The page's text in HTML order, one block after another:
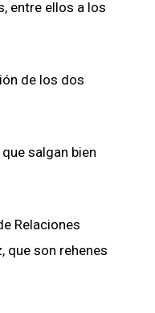
entre ellos a los
de los dos
salgan bien
Relaciones
que son rehenes